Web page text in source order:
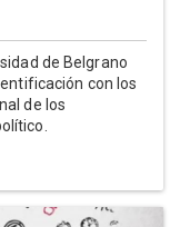
de Belgrano
con los
de los